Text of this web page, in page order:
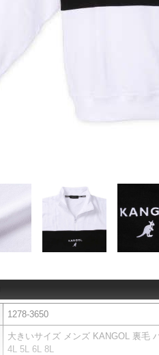
1278-3650
大きいサイズ メンズ KANGOL 裏毛
4L 5L 6L 8L